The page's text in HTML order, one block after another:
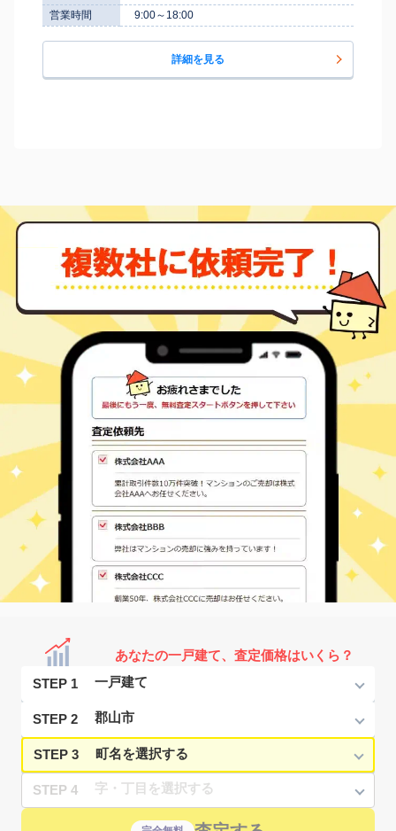
営業時間
9:00～18:00
詳細を見る
あなたの一戸建て、査定価格はいくら？
STEP 1
STEP 2
STEP 3
STEP 4